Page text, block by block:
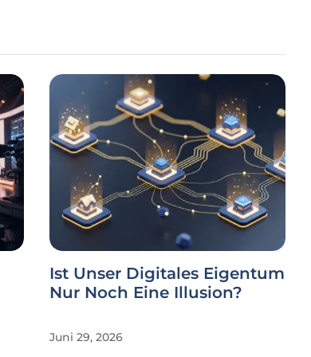
Ist Unser Digitales Eigentum
Nur Noch Eine Illusion?
Juni 29, 2026